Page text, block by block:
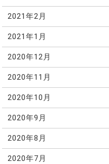
2021年2月
2021年1月
2020年12月
2020年11月
2020年10月
2020年9月
2020年8月
2020年7月